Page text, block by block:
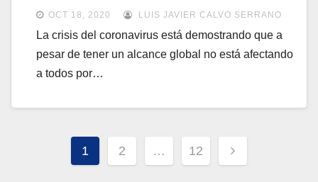
OCT 18, 2020 LUIS JAVIER CALVO SERRANO
La crisis del coronavirus está demostrando que a
pesar de tener un alcance global no está afectando
a todos por…
Paginación
de
1 2 … 12